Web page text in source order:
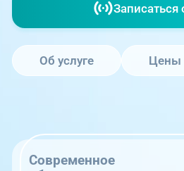
+7 (351) 220-00-
Записаться
Об услуге Цены
Современное